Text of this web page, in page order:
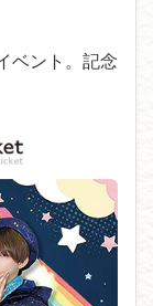
ベント。記念